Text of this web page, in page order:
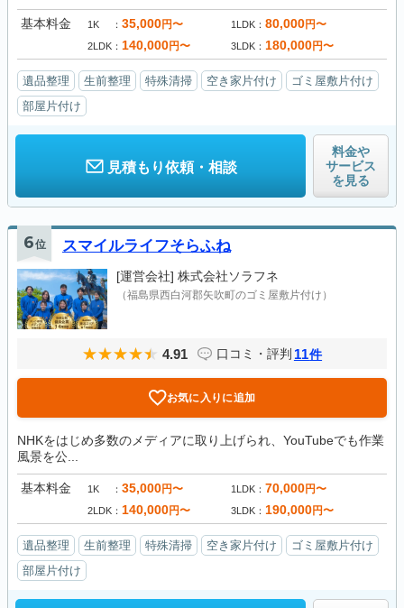
基本料金 1K 35,000円〜 1LDK 80,000円〜
2LDK 140,000円〜 3LDK 180,000円〜
遺品整理 生前整理 特殊清掃 空き家片付け
ゴミ屋敷片付け
部屋片付け
見積もり依頼・相談
料金や
サービス
を見る
6位 スマイルライフそらふね
[運営会社] 株式会社ソラフネ
（福島県西白河郡矢吹町のゴミ屋敷片付け）
4.91 口コミ・評判 11件
お気に入りに追加
NHKをはじめ多数のメディアに取り上げられ、YouTubeでも作業
風景を公...
基本料金 1K 35,000円〜 1LDK 70,000円〜
2LDK 140,000円〜 3LDK 190,000円〜
遺品整理 生前整理 特殊清掃 空き家片付け
ゴミ屋敷片付け
部屋片付け